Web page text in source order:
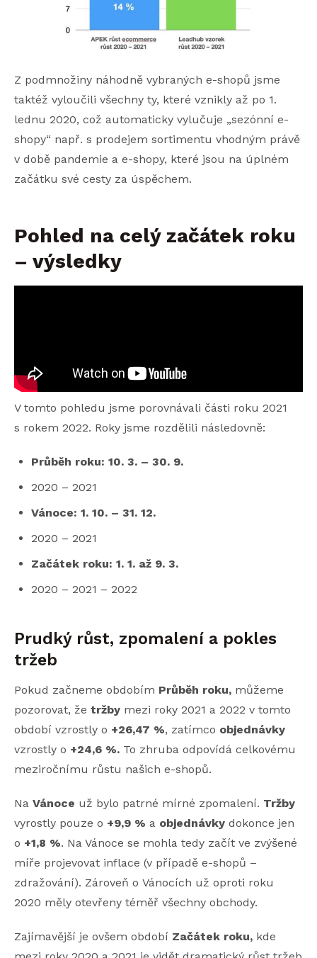
Z podmnožiny náhodně vybraných e-shopů jsme
taktéž vyloučili všechny ty, které vznikly až po 1.
lednu 2020, což automaticky vylučuje „sezónní e-
shopy“ např. s prodejem sortimentu vhodným právě
v době pandemie a e-shopy, které jsou na úplném
začátku své cesty za úspěchem.
Pohled na celý začátek roku
– výsledky
V tomto pohledu jsme porovnávali části roku 2021
s rokem 2022. Roky jsme rozdělili následovně:
Průběh roku: 10. 3. – 30. 9.
2020 – 2021
Vánoce: 1. 10. – 31. 12.
2020 – 2021
Začátek roku: 1. 1. až 9. 3.
2020 – 2021 – 2022
Prudký růst, zpomalení a pokles
tržeb
Pokud začneme obdobím Průběh roku, můžeme
pozorovat, že tržby mezi roky 2021 a 2022 v tomto
období vzrostly o +26,47 %, zatímco objednávky
vzrostly o +24,6 %. To zhruba odpovídá celkovému
meziročnímu růstu našich e-shopů.
Na Vánoce už bylo patrné mírné zpomalení. Tržby
vyrostly pouze o +9,9 % a objednávky dokonce jen
o +1,8 %. Na Vánoce se mohla tedy začít ve zvýšené
míře projevovat inflace (v případě e-shopů –
zdražování). Zároveň o Vánocích už oproti roku
2020 měly otevřeny téměř všechny obchody.
Zajímavější je ovšem období Začátek roku, kde